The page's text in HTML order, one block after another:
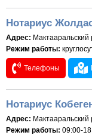
Нотариус
Адрес:
Режим работы:
Телефоны
Нотариус
Адрес:
Режим работы: 09:00-